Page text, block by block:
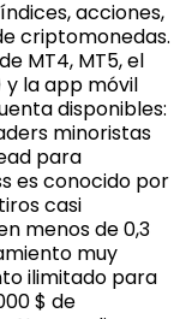
acciones,
criptomonedas.
MT4, MT5, el
la app móvil
disponibles:
minoristas
para
es conocido por
casi
menos de 0,3
muy
ilimitado para
$ de